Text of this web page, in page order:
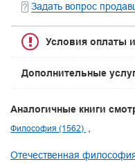
Задать вопрос
Условия оплаты
Дополнительные
Аналогичные книги
Философия (1562)
Отечественная